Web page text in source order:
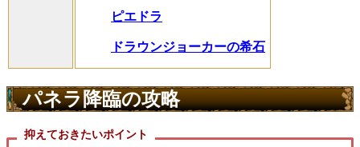
ピエドラ
ドラウンジョーカーの希石
パネラ降臨の攻略
抑えておきたいポイント